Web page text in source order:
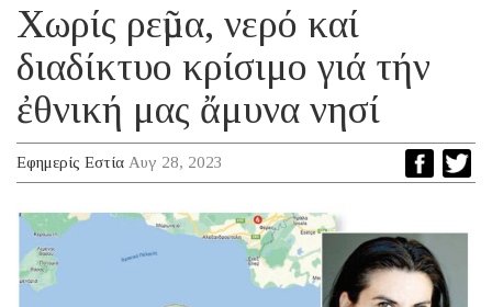
Χωρίς ρεῦμα, νερό καί
διαδίκτυο κρίσιμο γιά τήν
ἐθνική μας ἄμυνα νησί
Εφημερίς Εστία Αυγ 28, 2023